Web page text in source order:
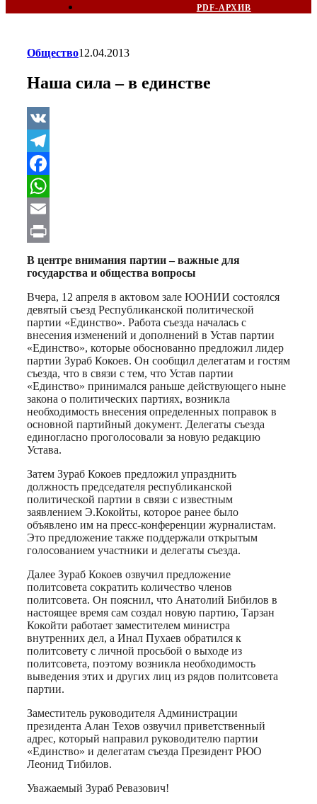
PDF-АРХИВ
Общество12.04.2013
Наша сила – в единстве
VK
Telegram
Facebook
WhatsApp
Email
Print
В центре внимания партии – важные для
государства и общества вопросы
Вчера, 12 апреля в актовом зале ЮОНИИ состоялся
девятый съезд Республиканской политической
партии «Единство». Работа съезда началась с
внесения изменений и дополнений в Устав партии
«Единство», которые обоснованно предложил лидер
партии Зураб Кокоев. Он сообщил делегатам и гостям
съезда, что в связи с тем, что Устав партии
«Единство» принимался раньше действующего ныне
закона о политических партиях, возникла
необходимость внесения определенных поправок в
основной партийный документ. Делегаты съезда
единогласно проголосовали за новую редакцию
Устава.
Затем Зураб Кокоев предложил упразднить
должность председателя республиканской
политической партии в связи с известным
заявлением Э.Кокойты, которое ранее было
объявлено им на пресс-конференции журналистам.
Это предложение также поддержали открытым
голосованием участники и делегаты съезда.
Далее Зураб Кокоев озвучил предложение
политсовета сократить количество членов
политсовета. Он пояснил, что Анатолий Бибилов в
настоящее время сам создал новую партию, Тарзан
Кокойти работает заместителем министра
внутренних дел, а Инал Пухаев обратился к
политсовету с личной просьбой о выходе из
политсовета, поэтому возникла необходимость
выведения этих и других лиц из рядов политсовета
партии.
Заместитель руководителя Администрации
президента Алан Техов озвучил приветственный
адрес, который направил руководителю партии
«Единство» и делегатам съезда Президент РЮО
Леонид Тибилов.
Уважаемый Зураб Ревазович!